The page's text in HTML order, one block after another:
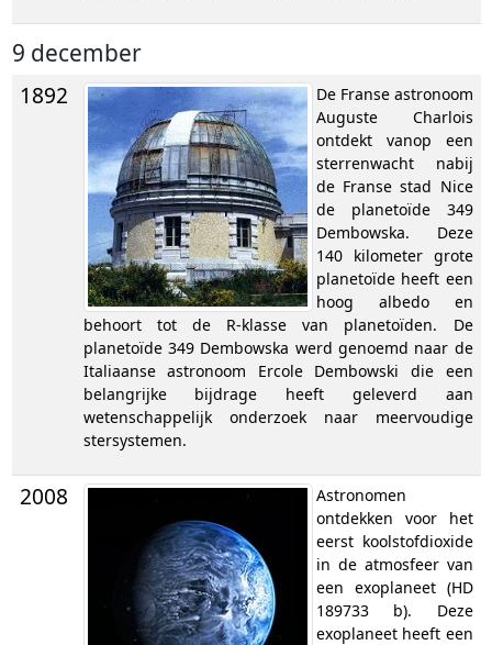
9 december
1892
De Franse astronoom
Auguste Charlois
ontdekt vanop een
sterrenwacht nabij
de Franse stad Nice
de planetoïde 349
Dembowska. Deze
140 kilometer grote
planetoïde heeft een
hoog albedo en
behoort tot de R-klasse van planetoïden. De
planetoïde 349 Dembowska werd genoemd naar de
Italiaanse astronoom Ercole Dembowski die een
belangrijke bijdrage heeft geleverd aan
wetenschappelijk onderzoek naar meervoudige
stersystemen.
2008
Astronomen
ontdekken voor het
eerst koolstofdioxide
in de atmosfeer van
een exoplaneet (HD
189733 b). Deze
exoplaneet heeft een